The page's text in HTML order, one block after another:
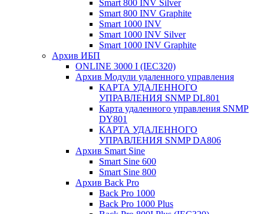
Smart 800 INV Silver
Smart 800 INV Graphite
Smart 1000 INV
Smart 1000 INV Silver
Smart 1000 INV Graphite
Архив ИБП
ONLINE 3000 I (IEC320)
Архив Модули удаленного управления
КАРТА УДАЛЕННОГО
УПРАВЛЕНИЯ SNMP DL801
Карта удаленного управления SNMP
DY801
КАРТА УДАЛЕННОГО
УПРАВЛЕНИЯ SNMP DА806
Архив Smart Sine
Smart Sine 600
Smart Sine 800
Архив Back Pro
Back Pro 1000
Back Pro 1000 Plus